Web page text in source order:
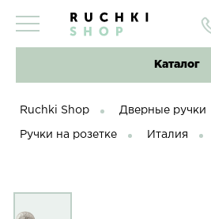
Каталог
Ruchki Shop Дверные ручки
Ручки на розетке Италия